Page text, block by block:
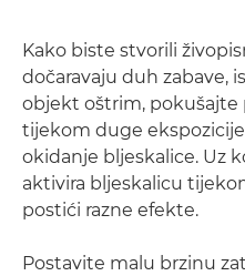
Kako biste stvorili
dočaravaju duh zabave,
objekt oštrim, pokušajte
tijekom duge
okidanje bljeskalice. Uz
aktivira bljeskalicu
postići razne efekte.
Postavite malu brzinu